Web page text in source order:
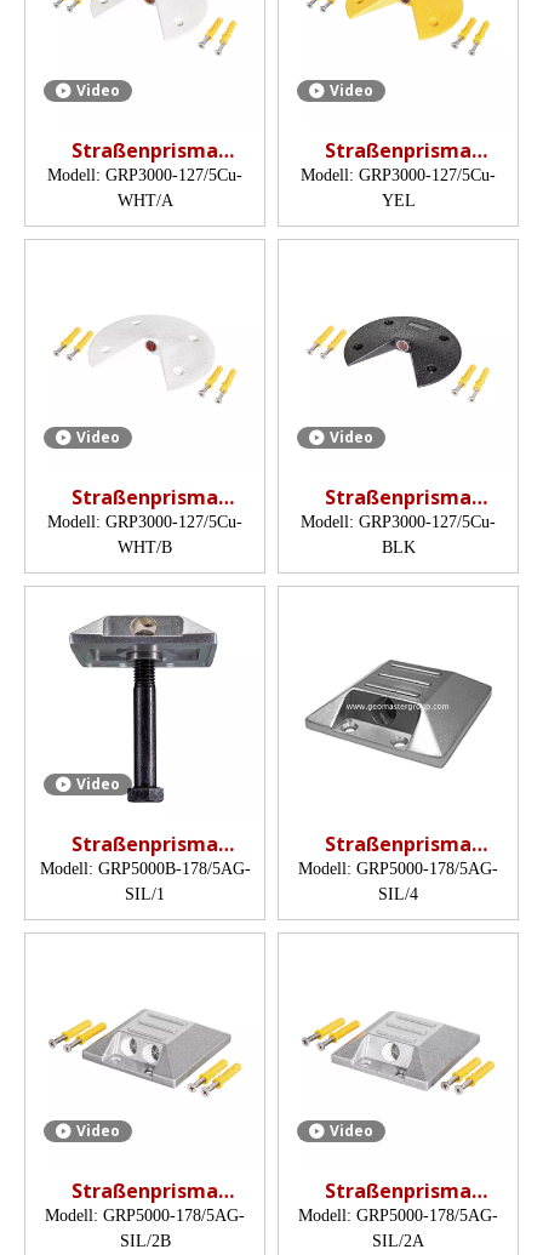
Video
Straßenprisma
(Katzenaugenprisma,
12,7 mm)
Modell: GRP3000-127/5Cu-
WHT/A
Video
Straßenprisma
(Katzenaugenprisma,
12,7 mm)
Modell: GRP3000-127/5Cu-
YEL
Video
Straßenprisma
(Katzenaugenprisma,
12,7 mm)
Modell: GRP3000-127/5Cu-
WHT/B
Video
Straßenprisma
(Katzenaugenprisma,
12,7 mm)
Modell: GRP3000-127/5Cu-
BLK
Video
Straßenprisma
(Katzenaugenprisma,
17,8 mm)
Modell: GRP5000B-178/5AG-
SIL/1
Straßenprisma
(Katzenaugenprisma,
17,8 mm)
Modell: GRP5000-178/5AG-
SIL/4
Video
Straßenprisma
(Katzenaugenprisma,
17,8 mm)
Modell: GRP5000-178/5AG-
SIL/2B
Video
Straßenprisma
(Katzenaugenprisma,
17,8 mm)
Modell: GRP5000-178/5AG-
SIL/2A